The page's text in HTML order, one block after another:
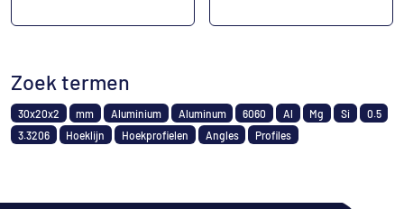
Zoek termen
30x20x2 mm Aluminium Aluminum 6060 Al Mg Si
0.5
3.3206
Hoeklijn Hoekprofielen Angles Profiles